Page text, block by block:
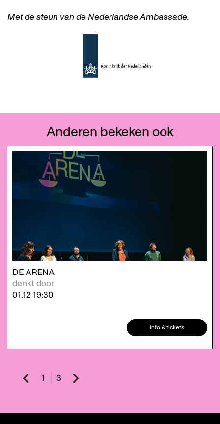
Met de steun van de Nederlandse Ambassade.
Anderen bekeken ook
Overslaan
DE ARENA
denkt door
01.12 19:30
info & tickets
1 3